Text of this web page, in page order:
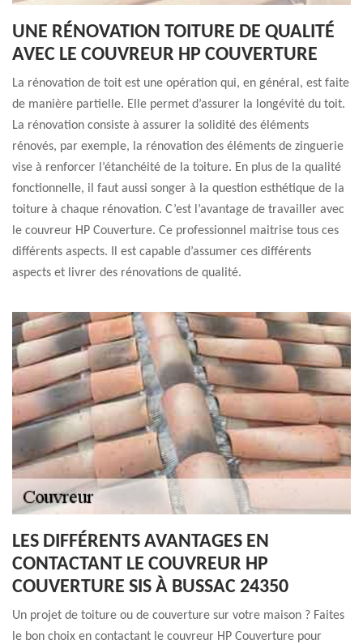
UNE RÉNOVATION TOITURE DE QUALITÉ
AVEC LE COUVREUR HP COUVERTURE
La rénovation de toit est une opération qui, en général, est faite
de manière partielle. Elle permet d’assurer la longévité du toit.
La rénovation consiste à assurer la solidité des éléments
rénovés, par exemple, la rénovation des éléments de zinguerie
vise à renforcer l’étanchéité de la toiture. En plus de la qualité
fonctionnelle, il faut aussi songer à la question esthétique de la
toiture à chaque rénovation. C’est l’avantage de travailler avec
le couvreur HP Couverture. Ce professionnel maitrise tous ces
différents aspects. Il est capable d’assumer ces différents
aspects et livrer des rénovations de qualité.
LES DIFFÉRENTS AVANTAGES EN
CONTACTANT LE COUVREUR HP
COUVERTURE SIS À BUSSAC 24350
Un projet de toiture ou de couverture sur votre maison ? Faites
le bon choix en contactant le couvreur HP Couverture pour